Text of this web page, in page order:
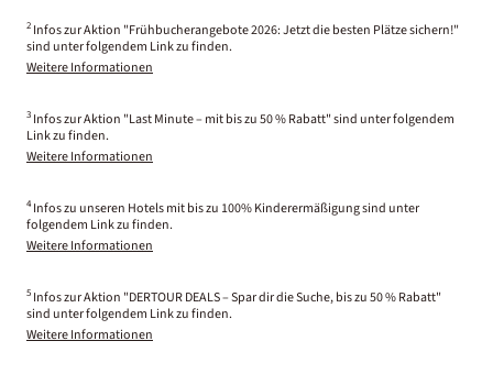
2 Infos zur Aktion "Frühbucherangebote 2026: Jetzt die besten Plätze sichern!"
sind unter folgendem Link zu finden.
Weitere Informationen
3 Infos zur Aktion "Last Minute – mit bis zu 50 % Rabatt" sind unter folgendem
Link zu finden.
Weitere Informationen
4 Infos zu unseren Hotels mit bis zu 100% Kinderermäßigung sind unter
folgendem Link zu finden.
Weitere Informationen
5 Infos zur Aktion "DERTOUR DEALS – Spar dir die Suche, bis zu 50 % Rabatt"
sind unter folgendem Link zu finden.
Weitere Informationen